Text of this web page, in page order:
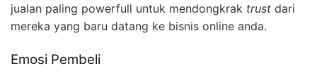
jualan paling powerfull untuk mendongkrak trust dari
mereka yang baru datang ke bisnis online anda.
Emosi Pembeli